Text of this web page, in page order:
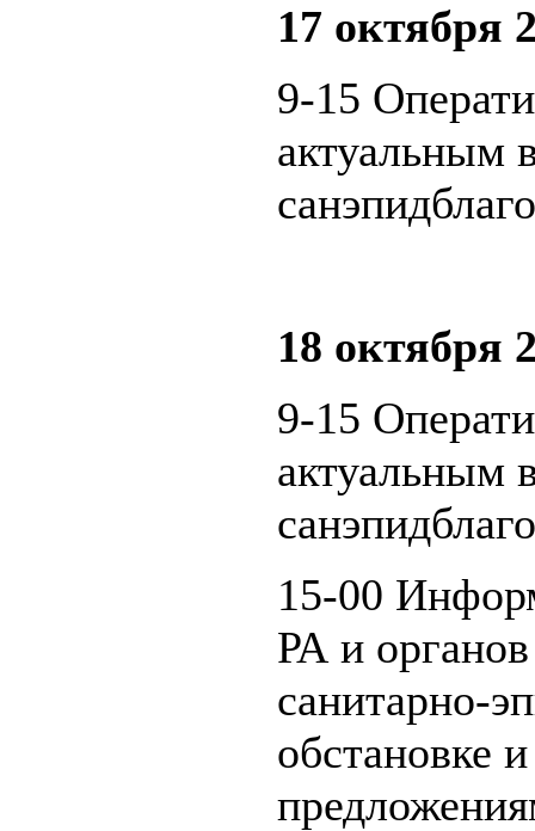
17 октября
9-15
актуальным
18 октября
9-15
актуальным
15-00
РА и
санитарно-
обстановке